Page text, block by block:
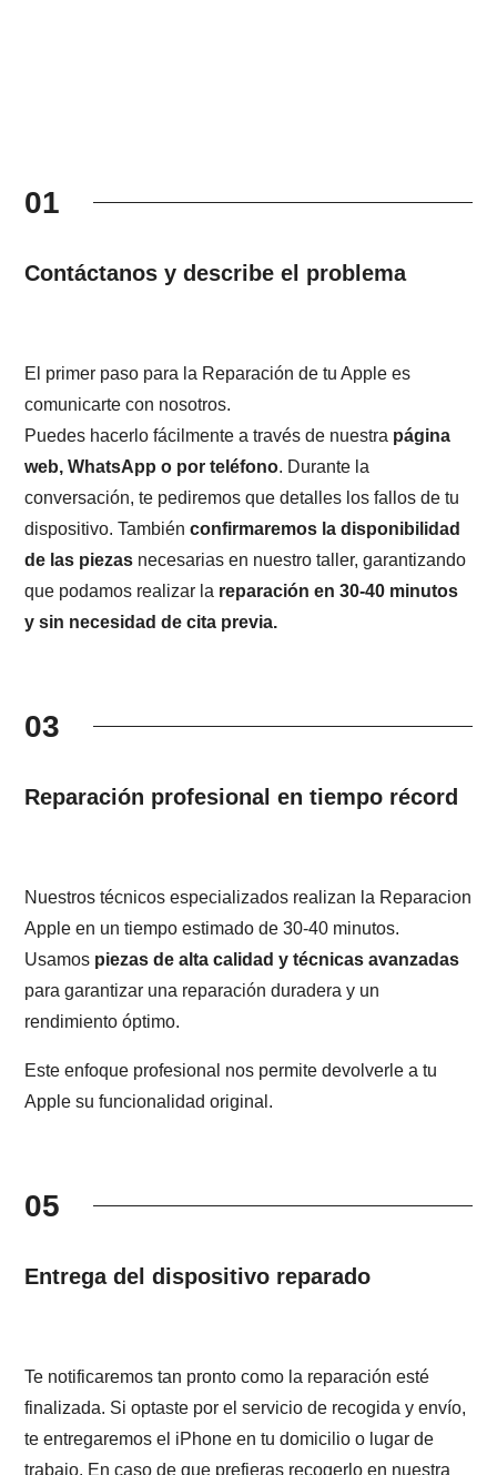
01
Contáctanos y describe el problema
El primer paso para la Reparación de tu Apple es
comunicarte con nosotros.
Puedes hacerlo fácilmente a través de nuestra página
web, WhatsApp o por teléfono. Durante la
conversación, te pediremos que detalles los fallos de tu
dispositivo. Tambiénconfirmaremos la disponibilidad
de las piezas necesarias en nuestro taller, garantizando
que podamos realizar la reparación en 30-40 minutos
y sin necesidad de cita previa.
03
Reparación profesional en tiempo récord
Nuestros técnicos especializados realizan la Reparacion
Apple en un tiempo estimado de 30-40 minutos.
Usamos piezas de alta calidad y técnicas avanzadas
para garantizar una reparación duradera y un
rendimiento óptimo.
Este enfoque profesional nos permite devolverle a tu
Apple su funcionalidad original.
05
Entrega del dispositivo reparado
Te notificaremos tan pronto como la reparación esté
finalizada. Si optaste por el servicio de recogida y envío,
te entregaremos el iPhone en tu domicilio o lugar de
trabajo. En caso de que prefieras recogerlo en nuestra